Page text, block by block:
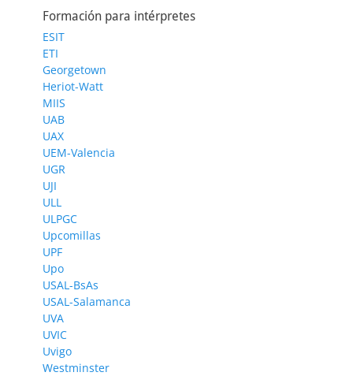
Formación para intérpretes
ESIT
ETI
Georgetown
Heriot-Watt
MIIS
UAB
UAX
UEM-Valencia
UGR
UJI
ULL
ULPGC
Upcomillas
UPF
Upo
USAL-BsAs
USAL-Salamanca
UVA
UVIC
Uvigo
Westminster